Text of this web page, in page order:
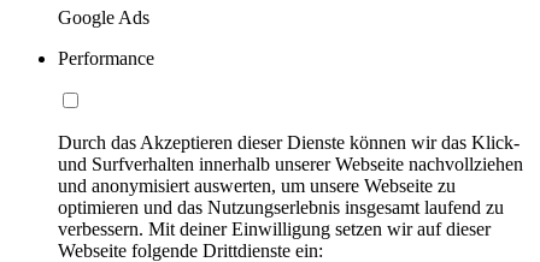
Google Ads
Performance
Durch das Akzeptieren dieser Dienste können wir das Klick-
und Surfverhalten innerhalb unserer Webseite nachvollziehen
und anonymisiert auswerten, um unsere Webseite zu
optimieren und das Nutzungserlebnis insgesamt laufend zu
verbessern. Mit deiner Einwilligung setzen wir auf dieser
Webseite folgende Drittdienste ein: